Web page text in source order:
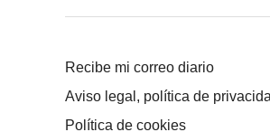
Recibe mi correo diario
Aviso legal, política de
Política de cookies